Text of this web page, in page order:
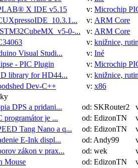
X IDE v5.15 v: Microchip
v: ARM Core
0-... v: ARM Core
v: knižnice,
Visual Studi... v: Iné
- PIC Plugin v: Microchip
library for HD44... v: knižnice,
Dev-C++ v: x86
DPS a pridani... od: SKRouter2
programátor je ... od: EdizonTN
Tang Nano a q... od: EdizonTN
E-Ink displ... od: Andy99
zákon v prax... od: wek
Mouse od: EdizonTN